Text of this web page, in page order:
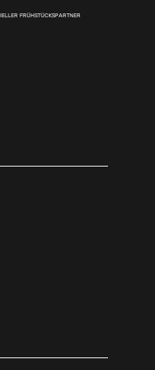
FRÜHSTÜCKSPARTNER